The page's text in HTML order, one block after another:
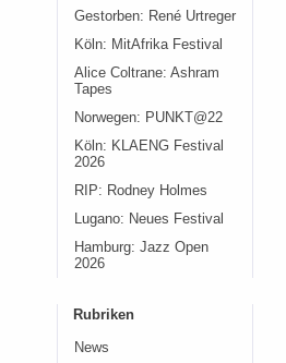
Gestorben: René Urtreger
Köln: MitAfrika Festival
Alice Coltrane: Ashram
Tapes
Norwegen: PUNKT@22
Köln: KLAENG Festival
2026
RIP: Rodney Holmes
Lugano: Neues Festival
Hamburg: Jazz Open
2026
Rubriken
News